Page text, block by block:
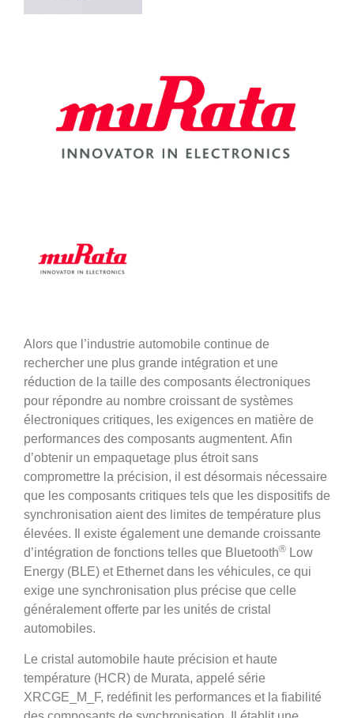
Alors que l’industrie automobile continue de
rechercher une plus grande intégration et une
réduction de la taille des composants électroniques
pour répondre au nombre croissant de systèmes
électroniques critiques, les exigences en matière de
performances des composants augmentent. Afin
d’obtenir un empaquetage plus étroit sans
compromettre la précision, il est désormais nécessaire
que les composants critiques tels que les dispositifs de
synchronisation aient des limites de température plus
élevées. Il existe également une demande croissante
d’intégration de fonctions telles que Bluetooth® Low
Energy (BLE) et Ethernet dans les véhicules, ce qui
exige une synchronisation plus précise que celle
généralement offerte par les unités de cristal
automobiles.
Le cristal automobile haute précision et haute
température (HCR) de Murata, appelé série
XRCGE_M_F, redéfinit les performances et la fiabilité